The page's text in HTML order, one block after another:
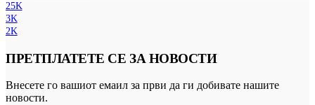
25K
3K
2K
ПРЕТПЛАТЕТЕ СЕ ЗА НОВОСТИ
Внесете го вашиот емаил за први да ги добивате нашите
новости.